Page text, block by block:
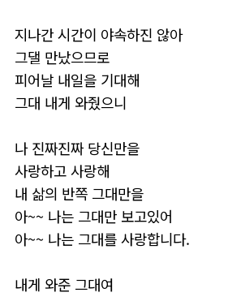
지나간 시간이 야속하진 않아
그댈 만났으므로
피어날 내일을 기대해
그대 내게 와줬으니
​나 진짜진짜 당신만을
사랑하고 사랑해
내 삶의 반쪽 그대만을
아~~ 나는 그대만 보고있어
아~~ 나는 그대를 사랑합니다.
내게 와준 그대여